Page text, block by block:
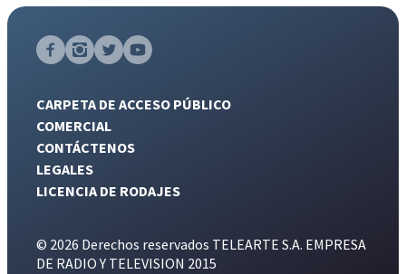
CARPETA DE ACCESO PÚBLICO
COMERCIAL
CONTÁCTENOS
LEGALES
LICENCIA DE RODAJES
© 2026 Derechos reservados TELEARTE S.A. EMPRESA
DE RADIO Y TELEVISION 2015